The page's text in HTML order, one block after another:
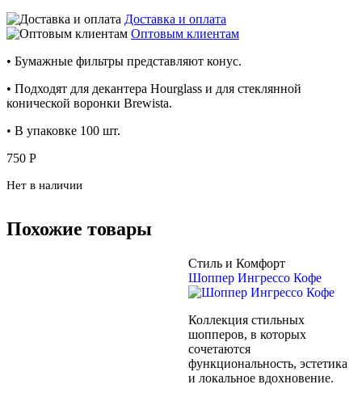
Доставка и оплата
Оптовым клиентам
• Бумажные фильтры представляют конус.
• Подходят для декантера Hourglass и для стеклянной
конической воронки Brewista.
• В упаковке 100 шт.
750 Р
Нет в наличии
Похожие товары
Стиль и Комфорт
Шоппер Ингрессо Кофе
Коллекция стильных
шопперов, в которых
сочетаются
функциональность, эстетика
и локальное вдохновение.